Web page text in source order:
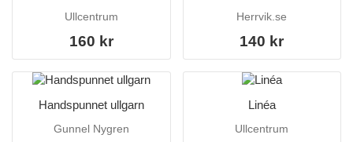
Ullcentrum
160 kr
Herrvik.se
140 kr
Handspunnet ullgarn
Gunnel Nygren
Linéa
Ullcentrum